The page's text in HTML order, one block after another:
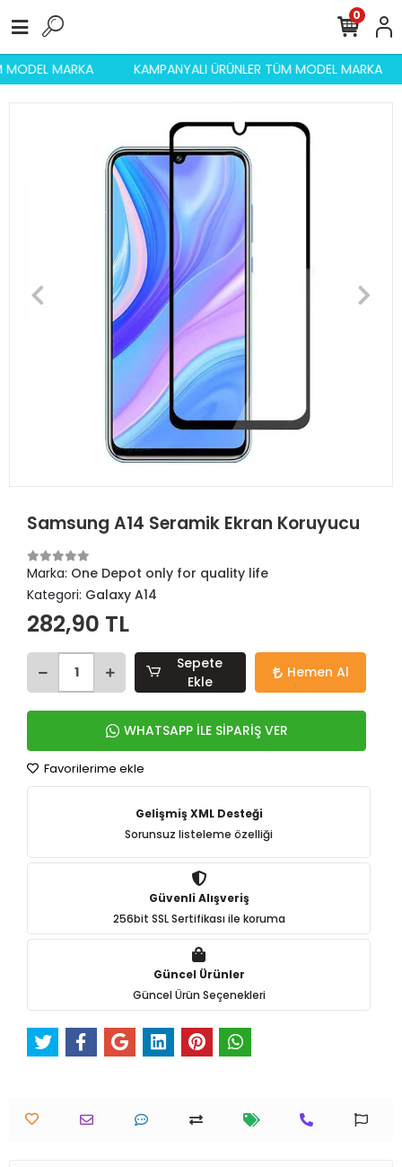
MODEL MARKA KAMPANYALI ÜRÜNLER TÜM MODEL MARKA
0
Samsung A14 Seramik Ekran Koruyucu
Marka: One Depot only for quality life
Kategori: Galaxy A14
282,90 TL
Sepete
Ekle
Hemen Al
WHATSAPP İLE SİPARİŞ VER
Favorilerime ekle
Gelişmiş XML Desteği
Sorunsuz listeleme özelliği
Güvenli Alışveriş
256bit SSL Sertifikası ile koruma
Güncel Ürünler
Güncel Ürün Seçenekleri